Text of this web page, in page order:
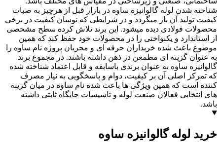
شناخته شدن لوله گالوانیزه ساوه در بازار قبل از هرچیز به صبات
کیفیت تولید آن باز میگردد و در شرایطی که نوسان کیفیت در برخی
محصولات فولادی دیده میشود. این برند تلاش کرده سطح مشخصی
از استاندارد و یکنواختی را در محصولات خود حفظ کند که همین
موضوع باعث شده خریداران حرفه ای و مجریان پروژه نام ساوه را
به عنوان گزینه ای مطمعن در ذهن داشته باشند. در مجموع برند
گالوانیزه ساوه به عنوان برندی باسابقه و قابل اعتماد شناخته شده
که تمرکز اصلی آن بر کیفیت، دوام و پاسخگویی به نیاز مصرف
کننده است که همین ویژگی ها باعث شده نام ساوه در میان گزینه
های انتخابی فعالان صنعت لوله و تاسیسات جایگاه ثابتی داشته
باشد.
خرید لوله گالوانیزه ساوه